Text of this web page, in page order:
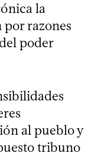
la
por razones
poder
al pueblo y
tribuno